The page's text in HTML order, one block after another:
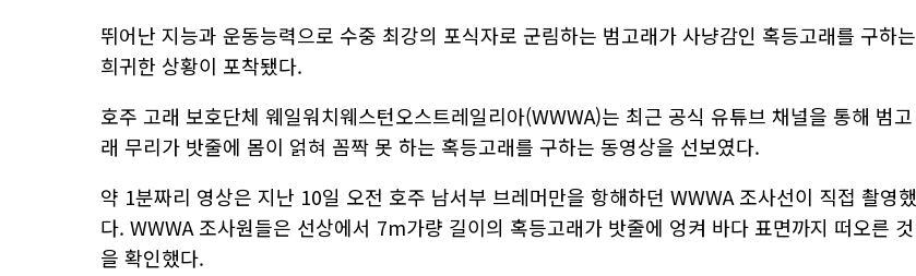
뛰어난 지능과 운동능력으로 수중 최강의 포식자로 군림하는 범고래가 사냥감인 혹등고래를 구하는
희귀한 상황이 포착됐다.
호주 고래 보호단체 웨일워치웨스턴오스트레일리아(WWWA)는 최근 공식 유튜브 채널을 통해 범고
래 무리가 밧줄에 몸이 얽혀 꼼짝 못 하는 혹등고래를 구하는 동영상을 선보였다.
약 1분짜리 영상은 지난 10일 오전 호주 남서부 브레머만을 항해하던 WWWA 조사선이 직접 촬영했
다. WWWA 조사원들은 선상에서 7m가량 길이의 혹등고래가 밧줄에 엉켜 바다 표면까지 떠오른 것
을 확인했다.